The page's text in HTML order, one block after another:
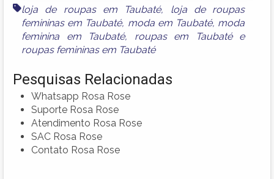
loja de roupas em Taubaté, loja de roupas
femininas em Taubaté, moda em Taubaté, moda
feminina em Taubaté, roupas em Taubatée
roupas femininas em Taubaté
Pesquisas Relacionadas
Whatsapp Rosa Rose
Suporte Rosa Rose
Atendimento Rosa Rose
SAC Rosa Rose
Contato Rosa Rose